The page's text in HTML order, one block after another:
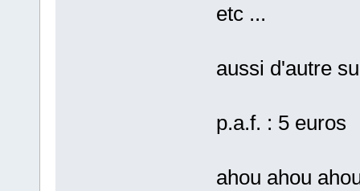
etc ...
aussi d'autre
p.a.f. : 5 euros
ahou ahou